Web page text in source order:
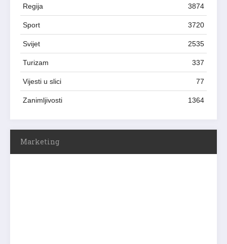
Regija 3874
Sport 3720
Svijet 2535
Turizam 337
Vijesti u slici 77
Zanimljivosti 1364
Marketing